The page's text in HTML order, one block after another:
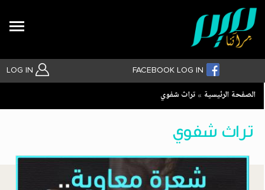
LOG IN FACEBOOK LOG IN
Breadcrumb
الصفحة الرئيسية تراث شفوي
تراث شفوي